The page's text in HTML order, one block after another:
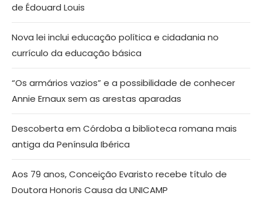
de Édouard Louis
Nova lei inclui educação política e cidadania no
currículo da educação básica
“Os armários vazios” e a possibilidade de conhecer
Annie Ernaux sem as arestas aparadas
Descoberta em Córdoba a biblioteca romana mais
antiga da Península Ibérica
Aos 79 anos, Conceição Evaristo recebe título de
Doutora Honoris Causa da UNICAMP